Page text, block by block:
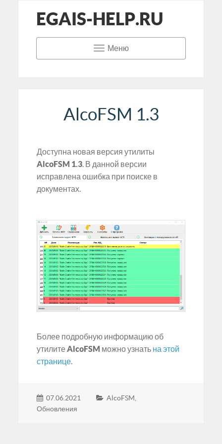
EGAIS-HELP.RU
Меню
AlcoFSM 1.3
Доступна новая версия утилиты
AlcoFSM 1.3. В данной версии
исправлена ошибка при поиске в
документах.
Более подробную информацию об
утилитеAlcoFSM можно узнать на этой
странице.
07.06.2021 AlcoFSM
Обновления